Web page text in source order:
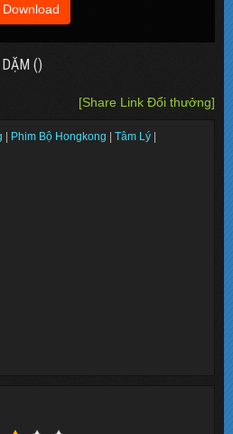
Download
()
[Share Link Đổi thưởng]
Phim Bộ Hongkong Tâm Lý